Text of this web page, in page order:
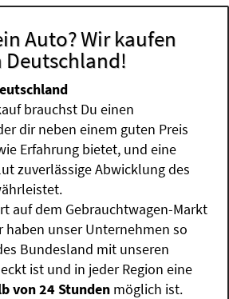
Auto? Wir kaufen
Deutschland!
brauchst Du einen
dir neben einem guten Preis
Erfahrung bietet, und eine
zuverlässige Abwicklung des
auf dem Gebrauchtwagen-Markt
haben unser Unternehmen so
Bundesland mit unseren
ist und in jeder Region eine
von 24 Stunden möglich ist.